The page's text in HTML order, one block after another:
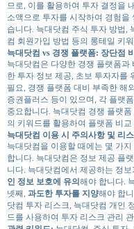
므로, 이를 활용하여 투자 결정을
소액으로 투자를 시작하여 경험
습니다. 늑대닷컴 주식 투자 방법,
컴 회원가입 방법 등의 롱테일 키
늑대닷컴 vs 경쟁 플랫폼: 장단점
늑대닷컴은 다양한 경쟁 플랫폼
한 투자 정보 제공, 초보 투자자를
필요, 경쟁 플랫폼 대비 부족한 해
증권플러스 등이 있으며, 각 플랫
중요합니다. 늑대닷컴 경쟁 플랫
의 키워드를 활용하여 플랫폼 비
늑대닷컴 이용 시 주의사항 및 리
늑대닷컴을 이용할 때에는 몇 가
합니다. 늑대닷컴은 정보 제공 플
니다. 늑대닷컴에서 제공하는 정
인 정보 보호에 유의 해야 합니다.
넷째, 과도한 투자를 지양해야 합
닷컴 투자 리스크, 늑대닷컴 개인
드를 사용하여 투자 리스크 관리